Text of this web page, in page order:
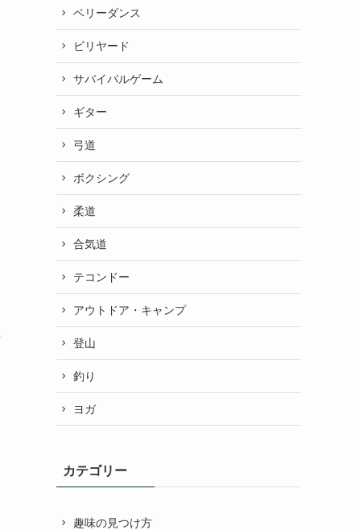
ベリーダンス
ビリヤード
サバイバルゲーム
ギター
弓道
ボクシング
柔道
合気道
テコンドー
アウトドア・キャンプ
登山
釣り
ヨガ
カテゴリー
趣味の見つけ方